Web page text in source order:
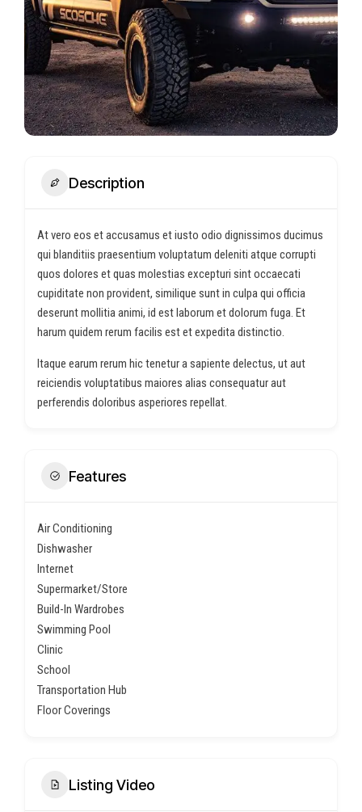
Description
At vero eos et accusamus et iusto odio dignissimos ducimus
qui blanditiis praesentium voluptatum deleniti atque corrupti
quos dolores et quas molestias excepturi sint occaecati
cupiditate non provident, similique sunt in culpa qui officia
deserunt mollitia animi, id est laborum et dolorum fuga. Et
harum quidem rerum facilis est et expedita distinctio.
Itaque earum rerum hic tenetur a sapiente delectus, ut aut
reiciendis voluptatibus maiores alias consequatur aut
perferendis doloribus asperiores repellat.
Features
Air Conditioning
Dishwasher
Internet
Supermarket/Store
Build-In Wardrobes
Swimming Pool
Clinic
School
Transportation Hub
Floor Coverings
Listing Video